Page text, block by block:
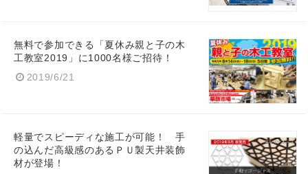
無料で参加できる「夏休み親と子の木
工教室2019」に1000名様ご招待！
2019/6/21
軽量でスピーディな施工が可能！ 手
の込んだ高級感のあるＰＵ製天井装飾
材が登場！